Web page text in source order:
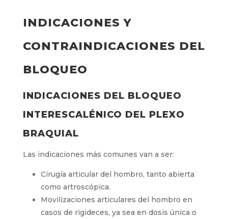
INDICACIONES Y
CONTRAINDICACIONES DEL
BLOQUEO
INDICACIONES DEL BLOQUEO
INTERESCALÉNICO DEL PLEXO
BRAQUIAL
Las indicaciones más comunes van a ser:
Cirugía articular del hombro, tanto abierta
como artroscópica.
Movilizaciones articulares del hombro en
casos de rigideces, ya sea en dosis única o